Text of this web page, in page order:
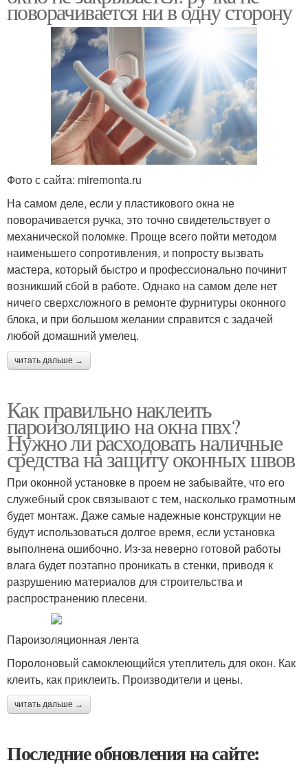
поворачивается ни в одну сторону
Фото с сайта: miremonta.ru
На самом деле, если у пластикового окна не
поворачивается ручка, это точно свидетельствует о
механической поломке. Проще всего пойти методом
наименьшего сопротивления, и попросту вызвать
мастера, который быстро и профессионально починит
возникший сбой в работе. Однако на самом деле нет
ничего сверхсложного в ремонте фурнитуры оконного
блока, и при большом желании справится с задачей
любой домашний умелец.
читать дальше →
Как правильно наклеить
пароизоляцию на окна пвх?
Нужно ли расходовать наличные
средства на защиту оконных швов
При оконной установке в проем не забывайте, что его
служебный срок связывают с тем, насколько грамотным
будет монтаж. Даже самые надежные конструкции не
будут использоваться долгое время, если установка
выполнена ошибочно. Из-за неверно готовой работы
влага будет поэтапно проникать в стенки, приводя к
разрушению материалов для строительства и
распространению плесени.
Пароизоляционная лента
Поролоновый самоклеющийся утеплитель для окон. Как
клеить, как приклеить. Производители и цены.
читать дальше →
Последние обновления на сайте: